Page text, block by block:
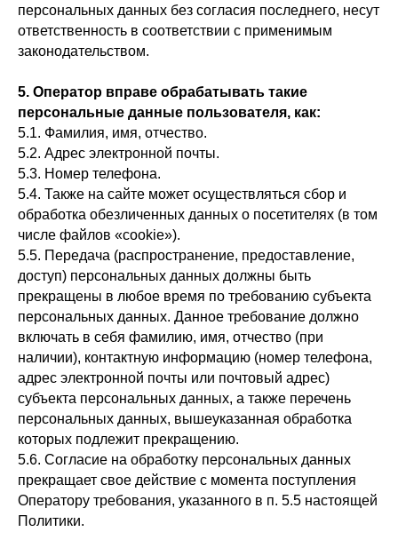
персональных данных без согласия последнего, несут
ответственность в соответствии с применимым
законодательством.
5. Оператор вправе обрабатывать такие
персональные данные пользователя, как:
5.1. Фамилия, имя, отчество.
5.2. Адрес электронной почты.
5.3. Номер телефона.
5.4. Также на сайте может осуществляться сбор и
обработка обезличенных данных о посетителях (в том
числе файлов «cookie»).
5.5. Передача (распространение, предоставление,
доступ) персональных данных должны быть
прекращены в любое время по требованию субъекта
персональных данных. Данное требование должно
включать в себя фамилию, имя, отчество (при
наличии), контактную информацию (номер телефона,
адрес электронной почты или почтовый адрес)
субъекта персональных данных, а также перечень
персональных данных, вышеуказанная обработка
которых подлежит прекращению.
5.6. Согласие на обработку персональных данных
прекращает свое действие с момента поступления
Оператору требования, указанного в п. 5.5 настоящей
Политики.